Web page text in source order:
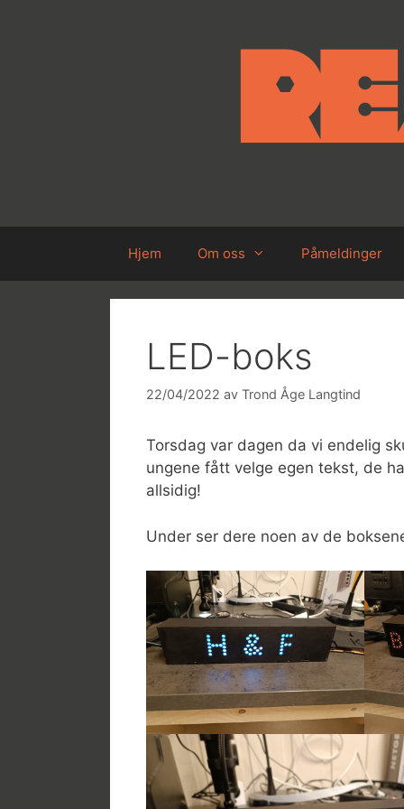
Hjem Om oss Påmeldinger
LED-boks
22/04/2022 av Trond Åge Langtind
Torsdag var dagen da vi endelig
ungene fått velge egen tekst, de
allsidig!
Under ser dere noen av de